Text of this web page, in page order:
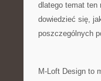
dlatego temat ten
dowiedzieć się,
poszczególnych
M-Loft Design to